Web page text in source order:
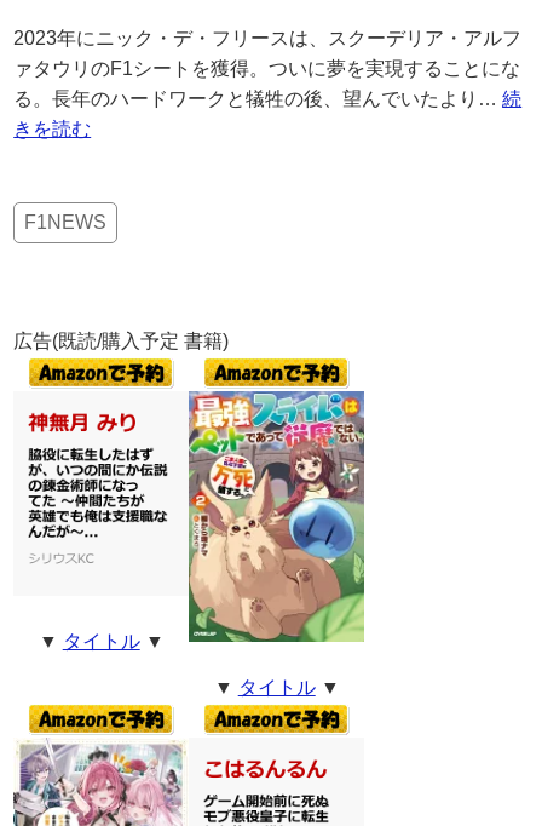
2023年にニック・デ・フリースは、スクーデリア・アルフ
ァタウリのF1シートを獲得。ついに夢を実現することにな
る。長年のハードワークと犠牲の後、望んでいたより…続
きを読む
F1NEWS
広告(既読/購入予定 書籍)
▼ タイトル▼
▼ タイトル▼